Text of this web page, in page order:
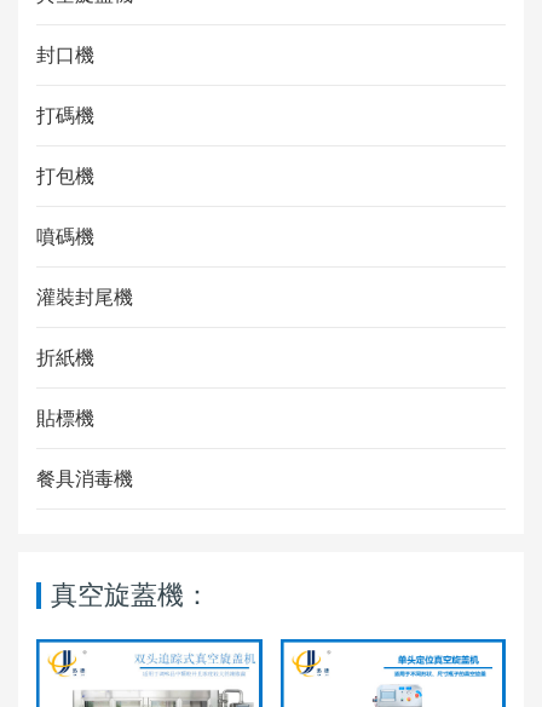
封口機
打碼機
打包機
噴碼機
灌裝封尾機
折紙機
貼標機
餐具消毒機
真空旋蓋機：